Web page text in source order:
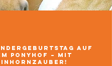
auf
Ponyhof – mit